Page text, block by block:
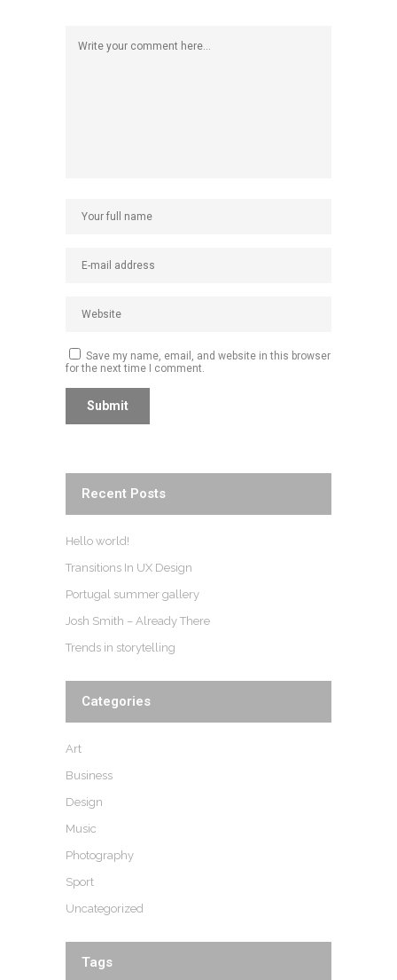
Save my name, email, and website in this browser
for the next time I comment.
Recent Posts
Hello world!
Transitions In UX Design
Portugal summer gallery
Josh Smith – Already There
Trends in storytelling
Categories
Art
Business
Design
Music
Photography
Sport
Uncategorized
Tags